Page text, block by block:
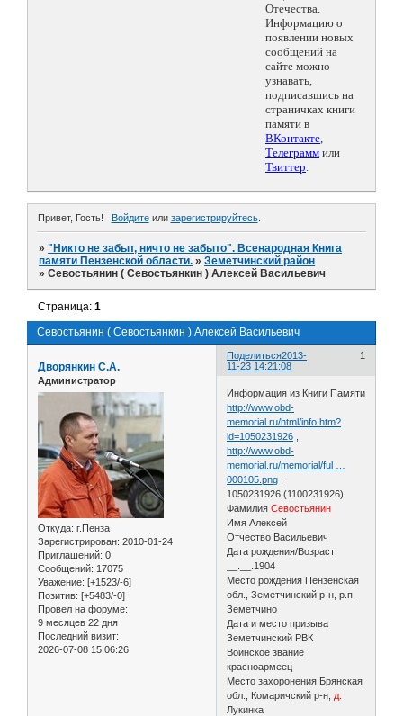
Отечества.
Информацию о
появлении новых
сообщений на
сайте можно
узнавать,
подписавшись на
страничках книги
памяти в
ВКонтакте,
Телеграмм или
Твиттер.
Привет, Гость! Войдитеили зарегистрируйтесь.
»"Никто не забыт, ничто не забыто". Всенародная Книга
памяти Пензенской области. »Земетчинский район
»Севостьянин ( Севостьянкин ) Алексей Васильевич
Севостьянин ( Севостьянкин ) Алексей Васильевич
Страница:1
Поделиться 1
2013-
11-23 14:21:08
Дворянкин С.А.
Администратор
Откуда: г.Пенза
Зарегистрирован: 2010-01-24
Приглашений: 0
Сообщений: 17075
Уважение: [+1523/-6]
Позитив: [+5483/-0]
Провел на форуме:
9 месяцев 22 дня
Последний визит:
2026-07-08 15:06:26
Информация из Книги Памяти
http://www.obd-
memorial.ru/html/info.htm?
id=1050231926
http://www.obd-
memorial.ru/memorial/ful …
000105.png :
1050231926 (1100231926)
ФамилияСевостьянин
Имя Алексей
Отчество Васильевич
Дата рождения/Возраст
__.__.1904
Место рождения Пензенская
обл., Земетчинский р-н, р.п.
Земетчино
Дата и место призыва
Земетчинский РВК
Воинское звание
красноармеец
Место захоронения Брянская
обл., Комаричский р-н, д.
Лукинка